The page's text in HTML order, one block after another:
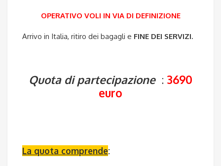
OPERATIVO VOLI IN VIA DI DEFINIZIONE
Arrivo in Italia, ritiro dei bagagli e FINE DEI SERVIZI.
Quota di partecipazione : 3690
euro
La quota comprende: